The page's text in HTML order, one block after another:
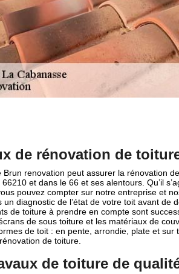
de rénovation de
Brun renovation peut assurer la rénovation
et dans le 66 et ses alentours. Qu’il
pouvez compter sur notre entreprise et
un diagnostic de l’état de votre toit avant de
de toiture à prendre en compte sont
de sous toiture et les matériaux de
de toit : en pente, arrondie, plate et sur
de toiture.
de toiture de